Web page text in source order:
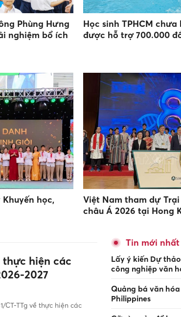
Phùng Hưng
nghiệm bổ ích
Học sinh TPHCM
được hỗ trợ 700.000
học,
Việt Nam tham dự
châu Á 2026 tại Hong
hiện các
2027
CT-TTg về thực hiện các
Tin mới nhất
Lấy ý kiến Dự
công nghiệp văn
Quảng bá văn
Philippines